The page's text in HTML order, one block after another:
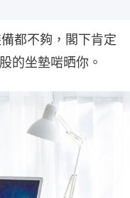
都不夠，閣下肯定
的坐墊啱晒你。